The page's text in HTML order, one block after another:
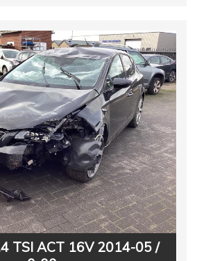
TSI ACT 16V 2014-05 /